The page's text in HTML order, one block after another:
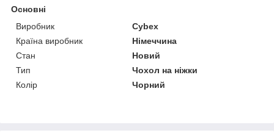
Основні
Виробник
Cybex
Країна виробник
Німеччина
Стан
Новий
Тип
Чохол на ніжки
Колір
Чорний